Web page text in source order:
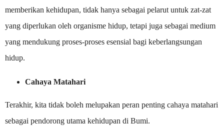
memberikan kehidupan, tidak hanya sebagai pelarut untuk zat-zat
yang diperlukan oleh organisme hidup, tetapi juga sebagai medium
yang mendukung proses-proses esensial bagi keberlangsungan
hidup.
Cahaya Matahari
Terakhir, kita tidak boleh melupakan peran penting cahaya matahari
sebagai pendorong utama kehidupan di Bumi.